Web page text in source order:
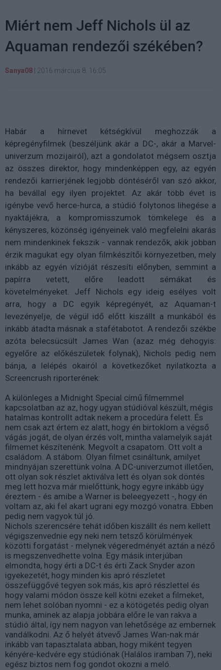
Miért nem Jeff Nichols ül az
Aquaman rendezői székében?
Sanya08 2016 március 8. 16:05
Habár a hírnevet kétségkívül meghozzák a
képregényfilmek (beszéljünk akár a DC-, akár a Marvel-
univerzum mozijairól), azt a gondolatot mégsem osztja
az összes direktor, hogy mindenképpen egy, az egyén
rendezői karrierjének legjobb döntéséről van szó akkor,
ha bevállal egy ilyen projektet. Az akár több évet is
igénybe vevő herce-hurca, a stúdió folytonos lihegése a
nyaktájékra, a kompromisszumok tömkelege és a
kényszeres, közönség igényeinek való megfelelni akarás
nem mindenkinek fekszik - vannak rendezők, akik jobban
érzik magukat egy olyan filmkészítői környezetben, mely
inkább az egyén vízióját részesíti előnyben, semmint a
papírra vetett, előre leadott sémákat és
követelményeket. Jeff Nichols egy ideig esélyes volt
arra, hogy a DC egyik képregényét, az Aquaman-t
levezényelje, de végül idő előtt kiszállt a munkából és
inkább átadta másnak a stafétabotot. A rendezői székbe
azóta belecsücsült James Wan (azaz még dehogyis:
egyelőre az előkészületek folynak), Nichols pedig nem
bánja, a lelépés okairól a következőket nyilatkozta a
Screencrush riporterének:
A különleges a Midnight Special című filmemmel
kapcsolatban az az, hogy ugyan stúdióval készült, mégis
hatalmas kontrollt adtak nekem a procedúra felett. És
nem csak azt értem ez alatt, hogy én birtoklom a végső
vágás jogát, de olyan érzés volt, mintha valamelyik saját
filmemet készítenénk. Megvolt a csapatom. Ott volt a
családom. A stábom. Olyan filmet csináltunk, amilyet
mindnyájan szerettünk volna. A DC-univerzumot illetően,
ott olyan sok részlet aktiválva lett és olyan sok döntés
meg lett hozva már mielőttünk, hogy egyre inkább úgy
éreztem - és amibe a Warner is beleegyezett -, hogy én
voltam az, aki fel akart ugrani egy mozgó vonatra. Ebben
pedig nem vagyok túl jó.
Nichols szerencsére tehát időben kiszállt és nem kellett
végigszenvednie egy neki nem tetsző körülmények
közötti forgatást - melynek végeredményét aztán a néző
is megszenvedhette volna. Egy másik interjúban
elmondta, hogy érti a DC-t és érti Zack Snyder azon
igyekezetét, hogy minden kis apró részletet
összefüggővé tegyen sok más, kis apró részlettel és
hogy valami módon össze kell kötni ezeket a filmeket,
nem lehet solóban nyomni - ez a kötögetés pedig olyan
munka, aminek az alapja jobbára előre le van rakva a
stúdió által, így nem nagyon van lehetősége az embernek
vandálkodni. Az ő helyét átvevő James Wan-nak már
inkább van tapasztalata abban, hogy miként tegyen
kényére-kedvére egy stúdiónak (Halálos iramban 7), neki
egész biztos nem fog gondot okozni a meló.